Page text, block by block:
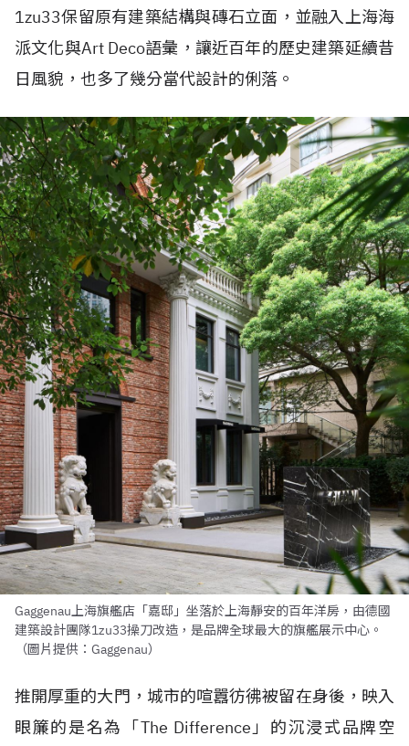
1zu33保留原有建築結構與磚石立面，並融入上海海
派文化與Art Deco語彙，讓近百年的歷史建築延續昔
日風貌，也多了幾分當代設計的俐落。
Gaggenau上海旗艦店「嘉邸」坐落於上海靜安的百年洋房，由德國
建築設計團隊1zu33操刀改造，是品牌全球最大的旗艦展示中心。
（圖片提供：Gaggenau）
推開厚重的大門，城市的喧囂彷彿被留在身後，映入
眼簾的是名為「The Difference」的沉浸式品牌空